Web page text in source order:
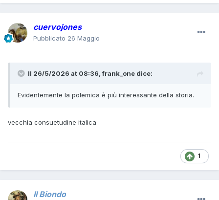
cuervojones
Pubblicato 26 Maggio
Il 26/5/2026 at 08:36,frank_one dice:
Evidentemente la polemica è più interessante della storia.
vecchia consuetudine italica
1
Il Biondo